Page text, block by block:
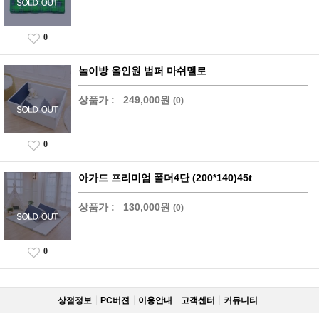
0
놀이방 올인원 범퍼 마쉬멜로
상품가 : 249,000원 (0)
0
아가드 프리미엄 폴더4단 (200*140)45t
상품가 : 130,000원 (0)
0
상점정보 PC버젼 이용안내 고객센터 커뮤니티